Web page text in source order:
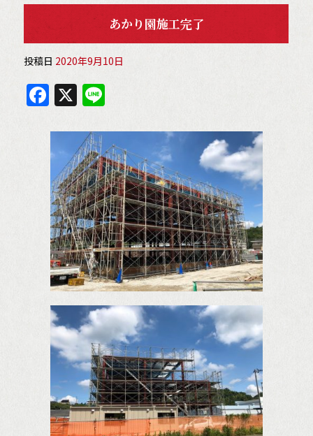
あかり園施工完了
投稿日 2020年9月10日
F
a
c
e
b
o
o
k
X Li
e